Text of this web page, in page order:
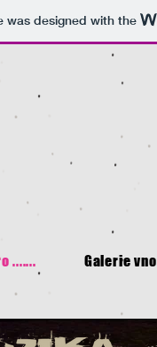
was designed with the
....... Galerie